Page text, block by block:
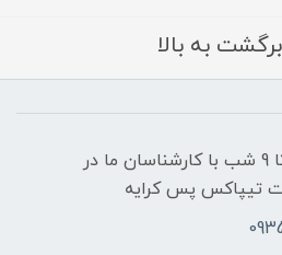
برگشت به بالا
شنبه تا پنج شنبه 9 صبح تا 9 شب با کارشناسان ما در
تیپاکس پس کرایه